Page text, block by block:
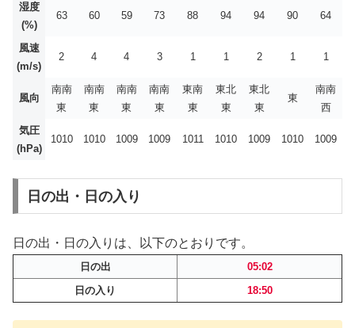
湿度
(%)
63 60 59 73 88 94 94 90 64
風速
(m/s)
2 4 4 3 1 1 2 1 1
風向
南南
東
南南
東
南南
東
南南
東
東南
東
東北
東
東北
東
東
南南
西
気圧
(hPa)
1010 1010 1009 1009 1011 1010 1009 1010 1009
日の出・日の入り
日の出・日の入りは、以下のとおりです。
日の出
05:02
日の入り
18:50